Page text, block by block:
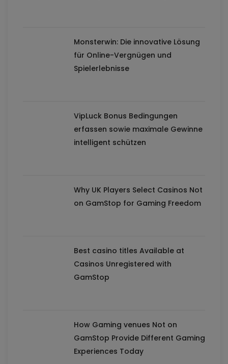
Monsterwin: Die innovative Lösung
für Online-Vergnügen und
Spielerlebnisse
VipLuck Bonus Bedingungen
erfassen sowie maximale Gewinne
intelligent schützen
Why UK Players Select Casinos Not
on GamStop for Gaming Freedom
Best casino titles Available at
Casinos Unregistered with
GamStop
How Gaming venues Not on
GamStop Provide Different Gaming
Experiences Today